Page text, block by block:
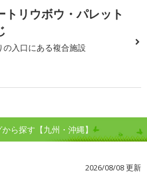
トリウボウ・パレット
の入口にある複合施設
ら探す【九州・沖縄】
2026/08/08 更新